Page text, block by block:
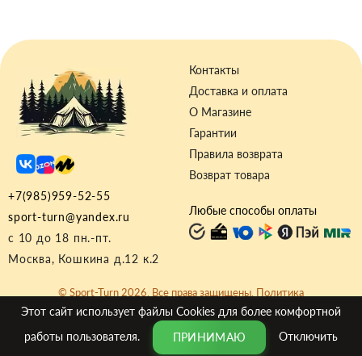
Контакты
Доставка и оплата
О Магазине
Гарантии
Правила возврата
Возврат товара
+7(985)959-52-55
sport-turn@yandex.ru
с 10 до 18 пн.-пт.
Москва, Кошкина д.12 к.2
Любые способы оплаты
© Sport-Turn 2026. Все права защищены. Политика
Конфиденциальности|Договор-оферта
Этот сайт использует файлы Cookies для более комфортной
работы пользователя.
ПРИНИМАЮ Отключить